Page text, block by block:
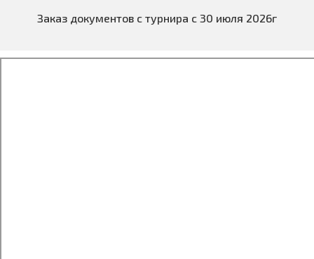
Заказ документов с турнира с 30 июля 2026г